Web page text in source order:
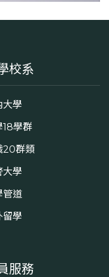
校系
大學
18學群
20群類
大學
管道
留學
服務